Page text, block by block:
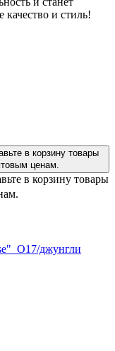
и стиль!
в корзину товары